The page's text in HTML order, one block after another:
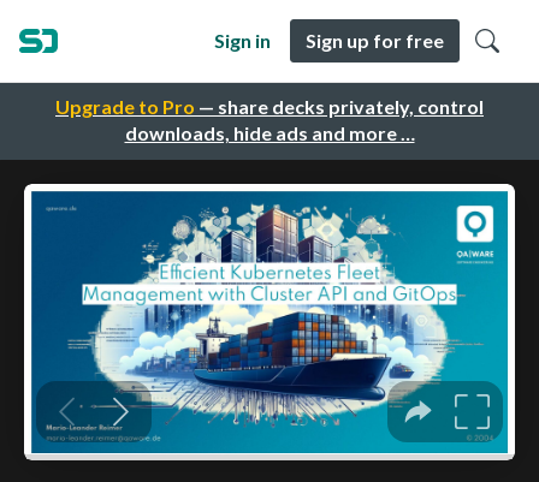
Upgrade to Pro — share decks privately, control
downloads, hide ads and more …
Sign in Sign up for free